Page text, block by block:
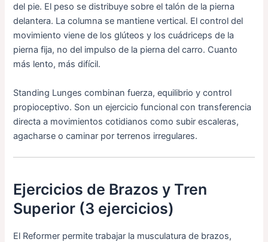
del pie. El peso se distribuye sobre el talón de la pierna
delantera. La columna se mantiene vertical. El control del
movimiento viene de los glúteos y los cuádriceps de la
pierna fija, no del impulso de la pierna del carro. Cuanto
más lento, más difícil.
Standing Lunges combinan fuerza, equilibrio y control
propioceptivo. Son un ejercicio funcional con transferencia
directa a movimientos cotidianos como subir escaleras,
agacharse o caminar por terrenos irregulares.
Ejercicios de Brazos y Tren
Superior (3 ejercicios)
El Reformer permite trabajar la musculatura de brazos,